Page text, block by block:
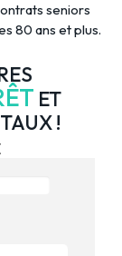
seniors
80 ans et plus.
ET
!